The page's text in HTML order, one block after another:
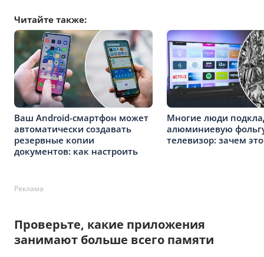
Читайте также:
Ваш Android-смартфон может
автоматически создавать
резервные копии
документов: как настроить
Многие люди
алюминиевую
телевизор: зачем
Реклама
Проверьте, какие приложения
занимают больше всего памяти